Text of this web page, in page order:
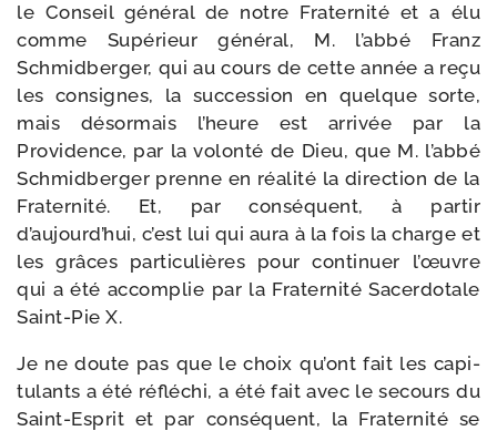
le Conseil géné­ral de notre Fraternité et a élu
comme Supérieur géné­ral, M. l’abbé Franz
Schmidberger, qui au cours de cette année a reçu
les consignes, la suc­ces­sion en quelque sorte,
mais désor­mais l’heure est arri­vée par la
Providence, par la volon­té de Dieu, que M. l’abbé
Schmidberger prenne en réa­li­té la direc­tion de la
Fraternité. Et, par consé­quent, à par­tir
d’aujourd’hui, c’est lui qui aura à la fois la charge et
les grâces par­ti­cu­lières pour conti­nuer l’œuvre
qui a été accom­plie par la Fraternité Sacerdotale
Saint-​Pie X.
Je ne doute pas que le choix qu’ont fait les capi­
tu­lants a été réflé­chi, a été fait avec le secours du
Saint-​Esprit et par consé­quent, la Fraternité se